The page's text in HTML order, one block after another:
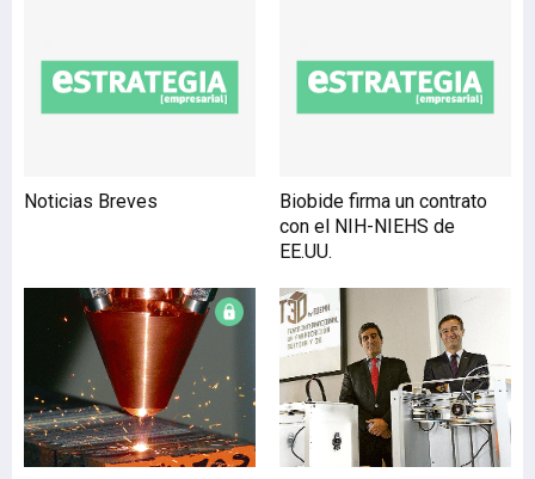
gestión del
mantenimiento. El
proyecto, denominado
procedimientos de
mantenimiento y
tecnologías de
monitorización para la
implantación de
estrategias de
mantenimient
Noticias Breves
Biobide firma un contrato
con el NIH-NIEHS de
EE.UU.